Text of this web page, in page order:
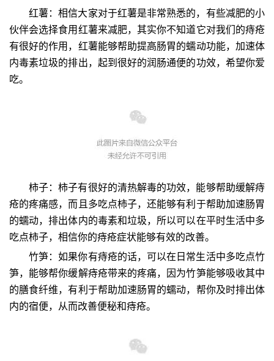
红薯：相信大家对于红薯是非常熟悉的，有些减肥的小
伙伴会选择食用红薯来减肥，其实你不知道它对我们的痔疮
有很好的作用，红薯能够帮助提高肠胃的蠕动功能，加速体
内毒素垃圾的排出，起到很好的润肠通便的功效，希望你爱
吃。
柿子：柿子有很好的清热解毒的功效，能够帮助缓解痔
疮的疼痛感，而且多吃点柿子，还能够有利于帮助加速肠胃
的蠕动，排出体内的毒素和垃圾，所以可以在平时生活中多
吃点柿子，相信你的痔疮症状能够有效的改善。
竹笋：如果你有痔疮的话，可以在日常生活中多吃点竹
笋，能够帮你缓解痔疮带来的疼痛，因为竹笋能够吸收其中
的膳食纤维，有利于帮助加速肠胃的蠕动，帮你及时排出体
内的宿便，从而改善便秘和痔疮。